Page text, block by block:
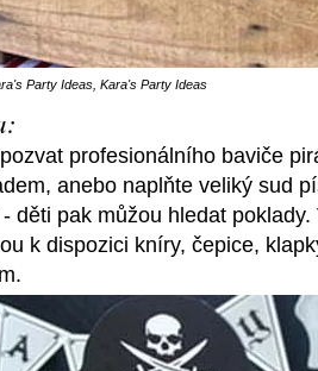
Party Ideas Kara's Party Ideas
profesionálního baviče
anebo naplňte veliký sud
děti pak můžou hledat
k dispozici kníry, čepice,